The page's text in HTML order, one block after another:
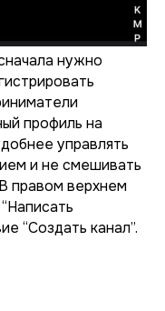
нужно
профиль на
управлять
и не смешивать
правом верхнем
“Создать канал”.